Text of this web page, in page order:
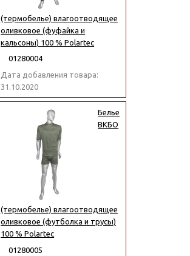
(термобелье) влагоотводящее
оливковое (фуфайка и
кальсоны) 100 % Polartec
01280004
Дата добавления товара:
31.10.2020
Белье
ВКБО
(термобелье) влагоотводящее
оливковое (футболка и трусы)
100 % Polartec
01280005